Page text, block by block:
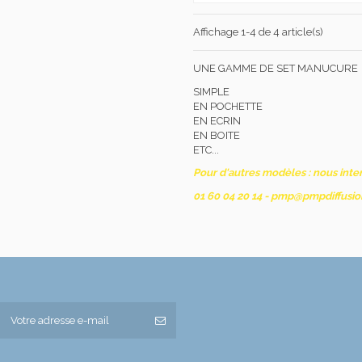
Affichage 1-4 de 4 article(s)
UNE GAMME DE SET MANUCURE
SIMPLE
EN POCHETTE
EN ECRIN
EN BOITE
ETC...
Pour d'autres modèles : nous
01 60 04 20 14 -